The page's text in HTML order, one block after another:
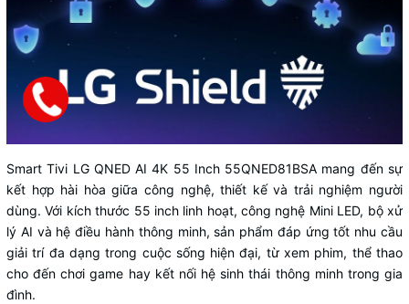
Smart Tivi LG QNED AI 4K 55 Inch 55QNED81BSA mang đến sự
kết hợp hài hòa giữa công nghệ, thiết kế và trải nghiệm người
dùng. Với kích thước 55 inch linh hoạt, công nghệ Mini LED, bộ xử
lý AI và hệ điều hành thông minh, sản phẩm đáp ứng tốt nhu cầu
giải trí đa dạng trong cuộc sống hiện đại, từ xem phim, thể thao
cho đến chơi game hay kết nối hệ sinh thái thông minh trong gia
đình.